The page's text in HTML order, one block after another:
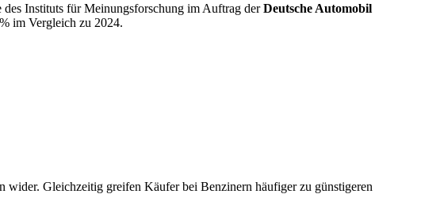
Instituts für Meinungsforschung im Auftrag derDeutsche Automobil
im Vergleich zu 2024.
wider. Gleichzeitig greifen Käufer bei Benzinern häufiger zu günstigeren